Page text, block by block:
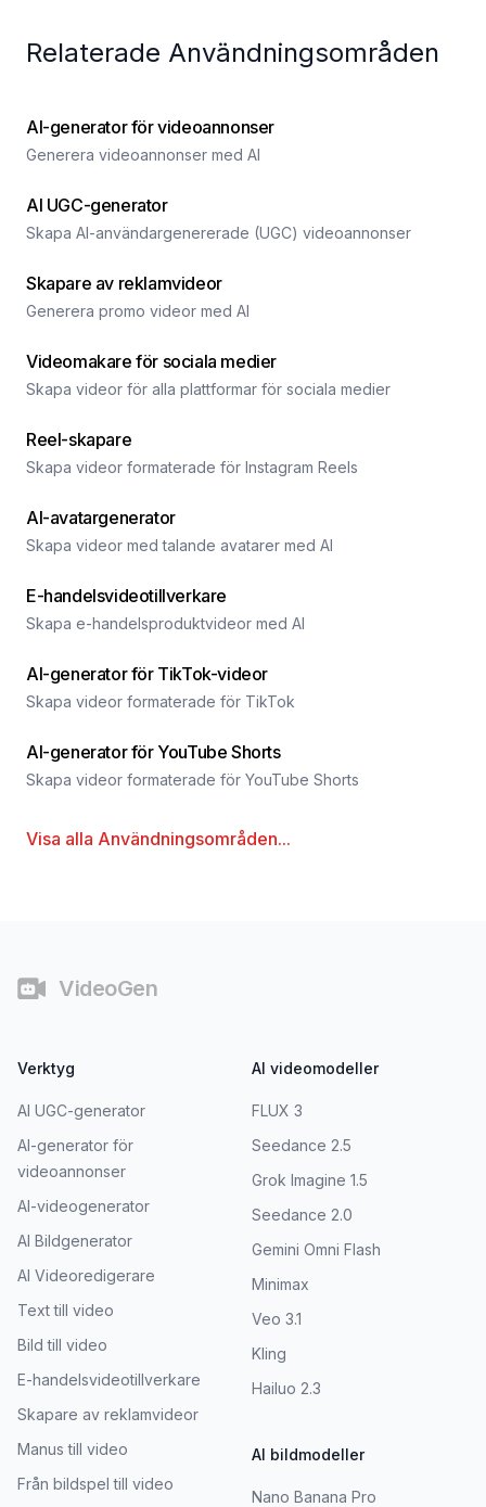
Relaterade Användningsområden
AI-generator för videoannonser
Generera videoannonser med AI
AI UGC-generator
Skapa AI-användargenererade (UGC) videoannonser
Skapare av reklamvideor
Generera promo videor med AI
Videomakare för sociala medier
Skapa videor för alla plattformar för sociala medier
Reel-skapare
Skapa videor formaterade för Instagram Reels
AI-avatargenerator
Skapa videor med talande avatarer med AI
E-handelsvideotillverkare
Skapa e-handelsproduktvideor med AI
AI-generator för TikTok-videor
Skapa videor formaterade för TikTok
AI-generator för YouTube Shorts
Skapa videor formaterade för YouTube Shorts
Visa alla Användningsområden...
VideoGen
Verktyg
AI UGC-generator
AI-generator för
videoannonser
AI-videogenerator
AI Bildgenerator
AI Videoredigerare
Text till video
Bild till video
E-handelsvideotillverkare
Skapare av reklamvideor
Manus till video
Från bildspel till video
AI videomodeller
FLUX 3
Seedance 2.5
Grok Imagine 1.5
Seedance 2.0
Gemini Omni Flash
Minimax
Veo 3.1
Kling
Hailuo 2.3
AI bildmodeller
Nano Banana Pro